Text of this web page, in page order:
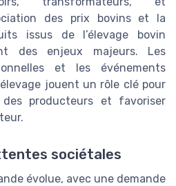
des prix bovins et la
issus de l’élevage bovin
des enjeux majeurs. Les
et les événements
jouent un rôle clé pour
producteurs et favoriser
sociétales
évolue, avec une demande